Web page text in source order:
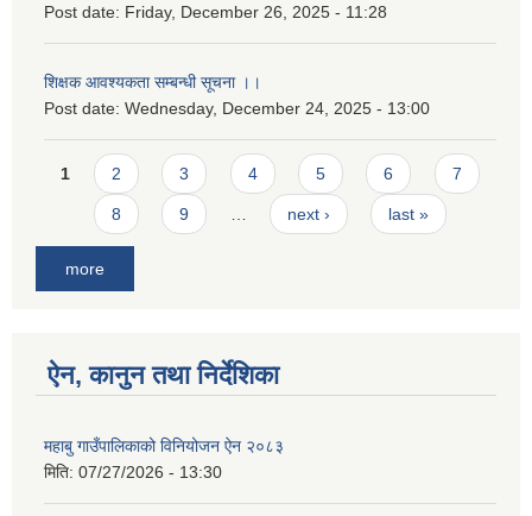
Post date: Friday, December 26, 2025 - 11:28
शिक्षक आवश्यकता सम्बन्धी सूचना ।।
Post date: Wednesday, December 24, 2025 - 13:00
Pages
1 2 3 4 5 6 7
8 9 next › last »
more
ऐन, कानुन तथा निर्देशिका
महाबु गाउँपालिकाको विनियोजन ऐन २०८३
मिति: 07/27/2026 - 13:30